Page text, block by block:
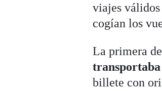
viajes
cogían los
La primera
billete con